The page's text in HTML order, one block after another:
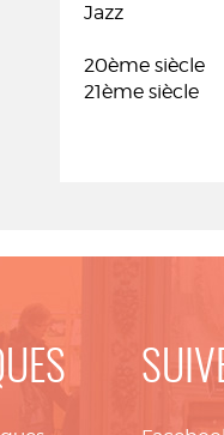
Jazz
20ème siècle
21ème siècle